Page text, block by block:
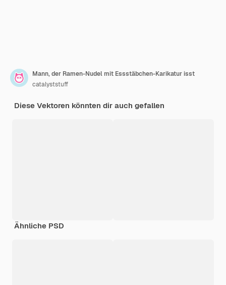
Mann, der Ramen-Nudel mit Essstäbchen-Karikatur isst
catalyststuff
Diese Vektoren könnten dir auch gefallen
Ähnliche PSD